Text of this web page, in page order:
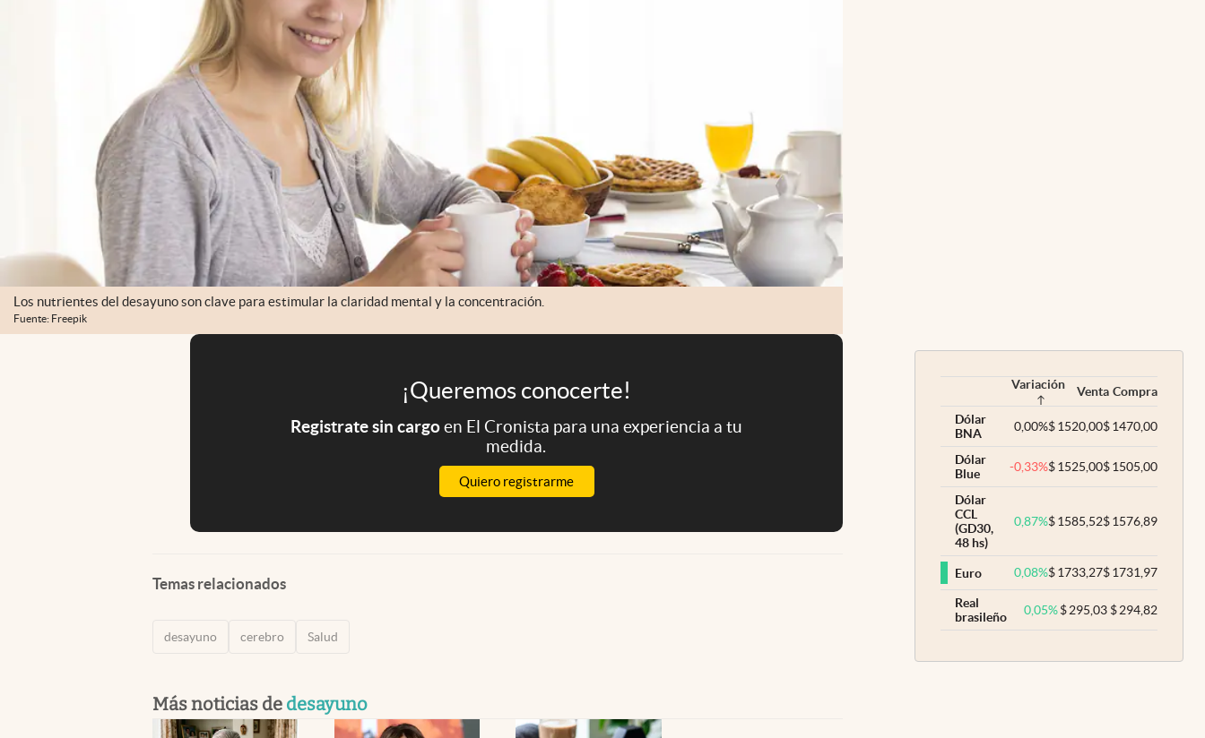
Los nutrientes del desayuno son clave para estimular la claridad mental y la concentración.
Fuente: Freepik
¡Queremos conocerte!
Registrate sin cargoen El Cronista para una experiencia a tu
medida.
Quiero registrarme
Temas relacionados
desayuno cerebro Salud
Más noticias de desayuno
Variación Venta Compra
Dólar
BNA
0,00%$1520,00$1470,00
Dólar
Blue
-0,33%$1525,00$1505,00
Dólar
CCL
(GD30,
48 hs)
0,87%$1585,52$1576,89
Euro 0,08%$1733,27$1731,97
Real
brasileño
0,05% $295,03 $294,82